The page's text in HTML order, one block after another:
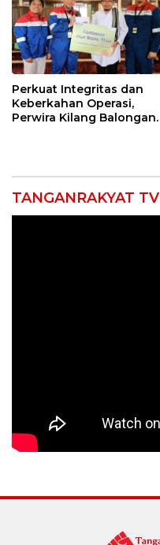
Perkuat Integritas dan
Keberkahan Operasi,
Perwira Kilang Balongan
TANGANRAKYAT TV